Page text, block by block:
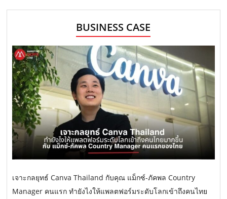
BUSINESS CASE
เจาะกลยุทธ์ Canva Thailand กับคุณ แม็กซ์-ภัคพล Country
Manager คนแรก ทำยังไงให้แพลตฟอร์มระดับโลกเข้าถึงคนไทย